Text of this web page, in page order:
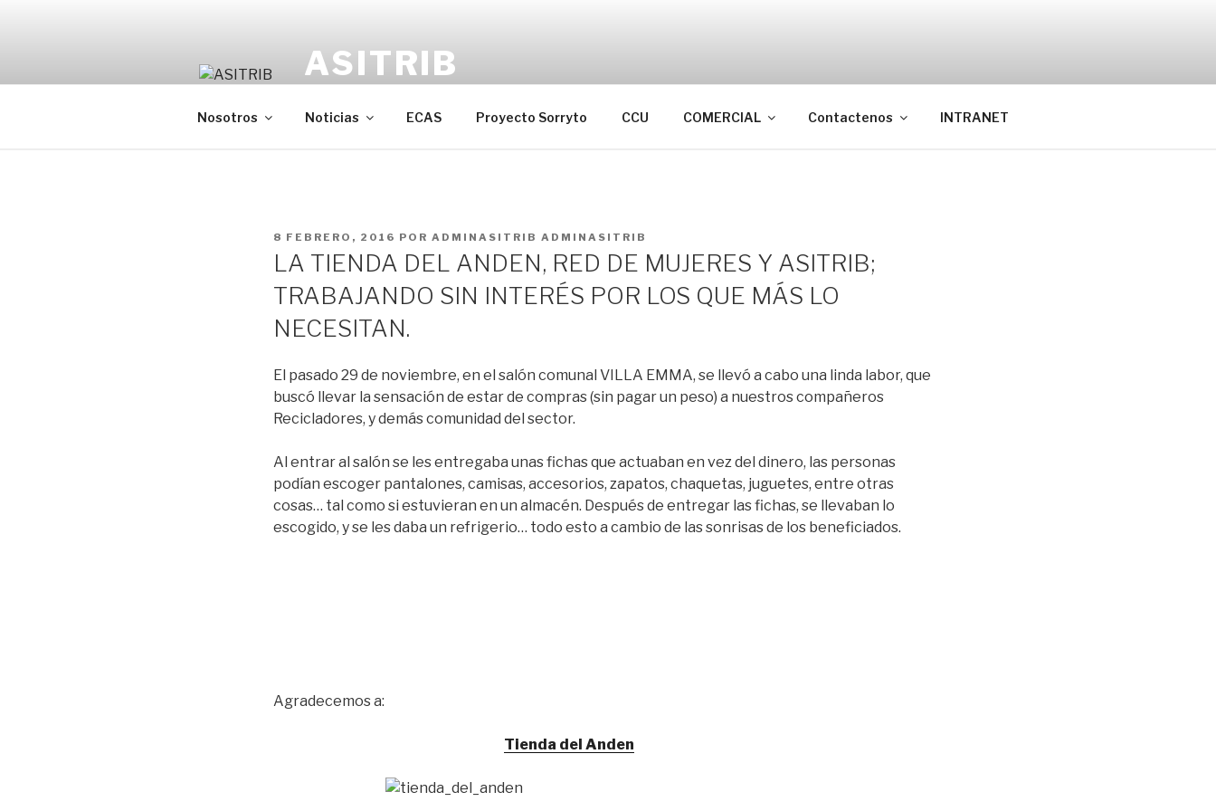
ASITRIB
Nosotros Noticias ECAS Proyecto Sorryto CCU COMERCIAL Contactenos INTRANET
PUBLICADO
8 FEBRERO, 2016 POR ADMINASITRIB ADMINASITRIB
LA TIENDA DEL ANDEN, RED DE MUJERES Y ASITRIB;
TRABAJANDO SIN INTERÉS POR LOS QUE MÁS LO
NECESITAN.
El pasado 29 de noviembre, en el salón comunal VILLA EMMA, se llevó a cabo una linda labor, que
buscó llevar la sensación de estar de compras (sin pagar un peso) a nuestros compañeros
Recicladores, y demás comunidad del sector.
Al entrar al salón se les entregaba unas fichas que actuaban en vez del dinero, las personas
podían escoger pantalones, camisas, accesorios, zapatos, chaquetas, juguetes, entre otras
cosas… tal como si estuvieran en un almacén. Después de entregar las fichas, se llevaban lo
escogido, y se les daba un refrigerio… todo esto a cambio de las sonrisas de los beneficiados.
Agradecemos a:
Tienda del Anden